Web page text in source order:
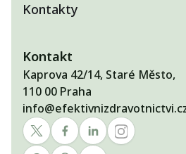
Kontakty
Kontakt
Kaprova 42/14, Staré Město,
110 00 Praha